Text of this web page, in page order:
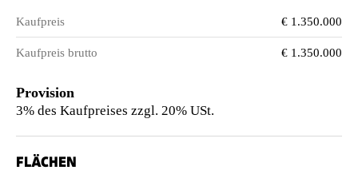
Kaufpreis € 1.350.000
Kaufpreis brutto € 1.350.000
Provision
3% des Kaufpreises zzgl. 20% USt.
FLÄCHEN